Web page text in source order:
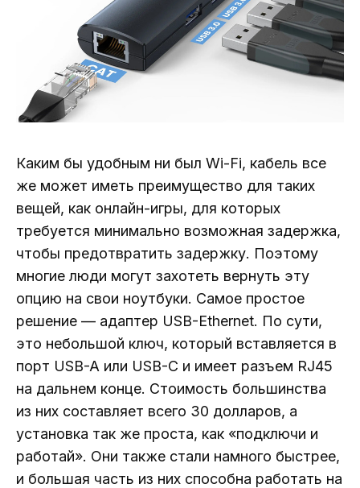
Каким бы удобным ни был Wi-Fi, кабель все
же может иметь преимущество для таких
вещей, как онлайн-игры, для которых
требуется минимально возможная задержка,
чтобы предотвратить задержку. Поэтому
многие люди могут захотеть вернуть эту
опцию на свои ноутбуки. Самое простое
решение — адаптер USB-Ethernet. По сути,
это небольшой ключ, который вставляется в
порт USB-A или USB-C и имеет разъем RJ45
на дальнем конце. Стоимость большинства
из них составляет всего 30 долларов, а
установка так же проста, как «подключи и
работай». Они также стали намного быстрее,
и большая часть из них способна работать на